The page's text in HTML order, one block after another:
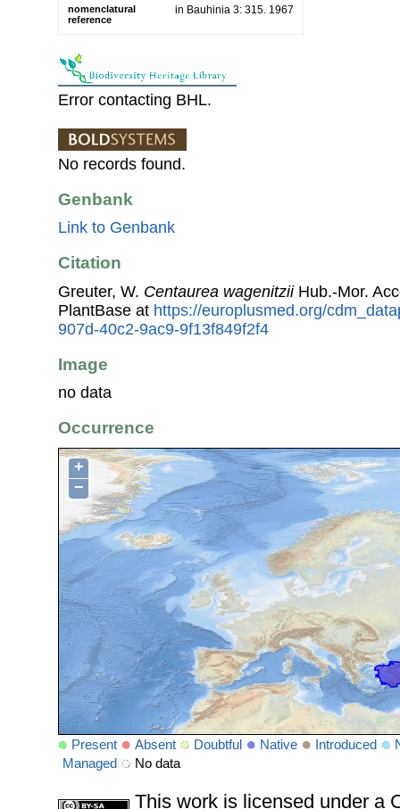
nomenclatural
reference
in Bauhinia 3: 315. 1967
Error contacting BHL.
No records found.
Genbank
Link to Genbank
Citation
Greuter, W. Centaurea wagenitziiHub.-Mor.
PlantBase at https://europlusmed.org/
907d-40c2-9ac9-9f13f849f2f4
Image
no data
Occurrence
+
−
Present Absent Doubtful Native Introduced
Managed
No data
This work is licensed under a